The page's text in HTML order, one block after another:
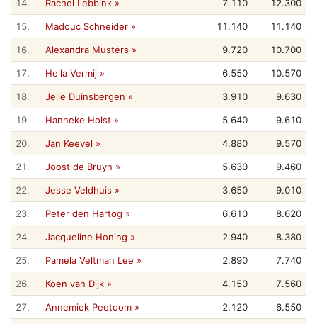
14. Rachel Lebbink » 7.110 12.300
15. Madouc Schneider » 11.140 11.140
16. Alexandra Musters » 9.720 10.700
17. Hella Vermij » 6.550 10.570
18. Jelle Duinsbergen » 3.910 9.630
19. Hanneke Holst » 5.640 9.610
20. Jan Keevel » 4.880 9.570
21. Joost de Bruyn » 5.630 9.460
22. Jesse Veldhuis » 3.650 9.010
23. Peter den Hartog » 6.610 8.620
24. Jacqueline Honing » 2.940 8.380
25. Pamela Veltman Lee » 2.890 7.740
26. Koen van Dijk » 4.150 7.560
27. Annemiek Peetoom » 2.120 6.550